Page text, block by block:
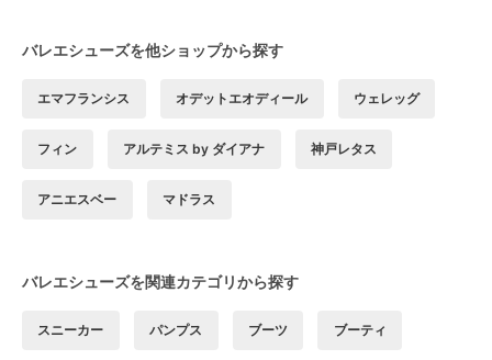
バレエシューズを他ショップから探す
エマフランシス オデットエオディール ウェレッグ
フィン アルテミス by ダイアナ 神戸レタス
アニエスベー マドラス
バレエシューズを関連カテゴリから探す
スニーカー パンプス ブーツ ブーティ